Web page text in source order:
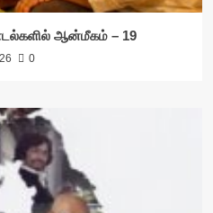
ஆன்மீகம் – 19
0